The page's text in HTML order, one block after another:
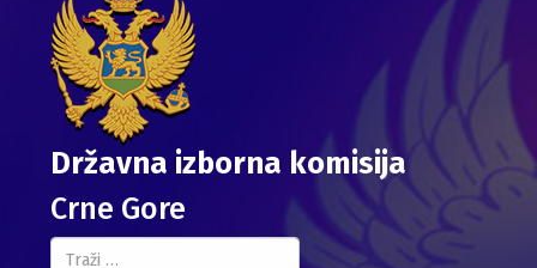
Državna izborna komisija
Crne Gore
Pretraga...